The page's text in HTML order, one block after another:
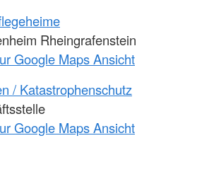
Rheingrafenstein
Google Maps Ansicht
/ Katastrophenschutz
Google Maps Ansicht